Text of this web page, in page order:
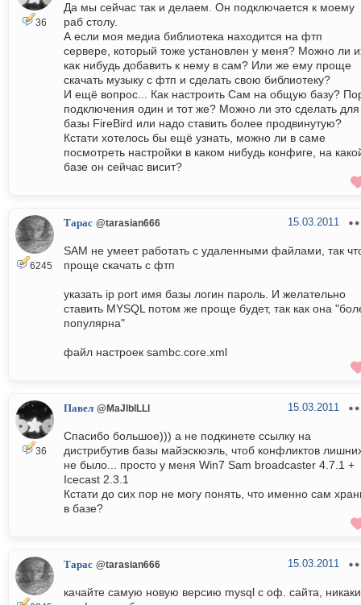
36
Да мы сейчас так и делаем. Он подключается к моему
раб столу.
А если моя медиа библиотека находится на фтп
сервере, который тоже установлен у меня? Можно ли
как нибудь добавить к нему в сам? Или же ему проще
скачать музыку с фтп и сделать свою библиотеку?
И ещё вопрос... Как настроить Сам на общую базу?
подключения один и тот же? Можно ли это сделать для
базы FireBird или надо ставить более продвинутую?
Кстати хотелось бы ещё узнать, можно ли в саме
посмотреть настройки в каком нибудь конфиге, на
базе он сейчас висит?
6245
Тарас @tarasian666 15.03.2011
SAM не умеет работать с удаленными файлами, так
проще скачать с фтп
указать ip port имя базы логин пароль. И желательно
ставить MYSQL потом же проще будет, так как она
популярна"
файл настроек sambc.core.xml
36
Павел @MaJlblLLl 15.03.2011
Спасибо большое))) а не подкинете ссылку на
дистрибутив базы майэскюэль, чтоб конфликтов
не было... просто у меня Win7 Sam broadcaster 4.7.1 +
Icecast 2.3.1
Кстати до сих пор не могу понять, что именно сам
в базе?
Тарас @tarasian666 15.03.2011
качайте самую новую версию mysql с оф. сайта,